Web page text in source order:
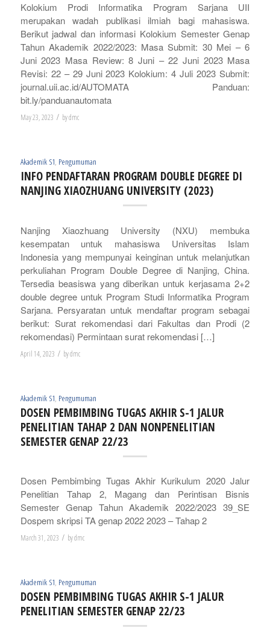
Kolokium Prodi Informatika Program Sarjana UII
merupakan wadah publikasi ilmiah bagi mahasiswa.
Berikut jadwal dan informasi Kolokium Semester Genap
Tahun Akademik 2022/2023: Masa Submit: 30 Mei – 6
Juni 2023 Masa Review: 8 Juni – 22 Juni 2023 Masa
Revisi: 22 – 29 Juni 2023 Kolokium: 4 Juli 2023 Submit:
journal.uii.ac.id/AUTOMATA Panduan:
bit.ly/panduanautomata
May 23, 2023 / bydmc
Akademik S1, Pengumuman
INFO PENDAFTARAN PROGRAM DOUBLE DEGREE DI
NANJING XIAOZHUANG UNIVERSITY (2023)
Nanjing Xiaozhuang University (NXU) membuka
kesempatan untuk mahasiswa Universitas Islam
Indonesia yang mempunyai keinginan untuk melanjutkan
perkuliahan Program Double Degree di Nanjing, China.
Tersedia beasiswa yang diberikan untuk kerjasama 2+2
double degree untuk Program Studi Informatika Program
Sarjana. Persyaratan untuk mendaftar program sebagai
berikut: Surat rekomendasi dari Fakultas dan Prodi (2
rekomendasi) Permintaan surat rekomendasi […]
April 14, 2023 / bydmc
Akademik S1 Pengumuman
DOSEN PEMBIMBING TUGAS AKHIR S-1 JALUR
PENELITIAN TAHAP 2 DAN NONPENELITIAN
SEMESTER GENAP 22/23
Dosen Pembimbing Tugas Akhir Kurikulum 2020 Jalur
Penelitian Tahap 2, Magang dan Perintisan Bisnis
Semester Genap Tahun Akademik 2022/2023 39_SE
Dospem skripsi TA genap 2022 2023 – Tahap 2
March 31, 2023 / bydmc
Akademik S1, Pengumuman
DOSEN PEMBIMBING TUGAS AKHIR S-1 JALUR
PENELITIAN SEMESTER GENAP 22/23